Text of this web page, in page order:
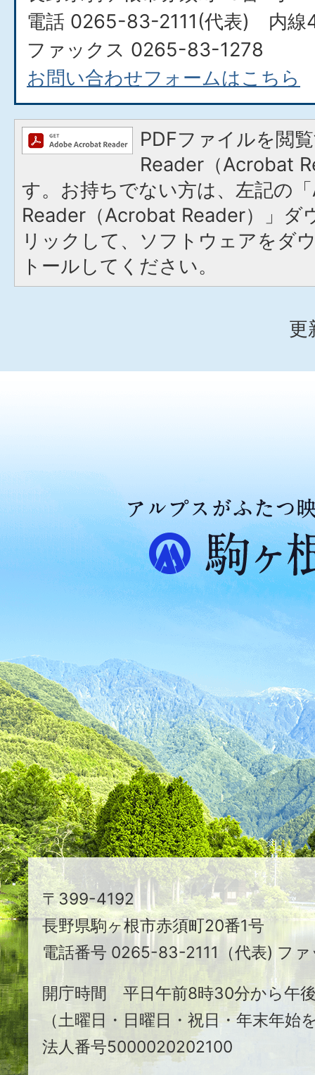
電話 0265-83-2111(代表) 内線
ファックス 0265-83-1278
お問い合わせフォームはこちら
PDFファイルを閲
Reader（Acrobat
す。お持ちでない方は、左記の
Reader（Acrobat Reader）」ダ
リックして、ソフトウェアをダ
トールしてください。
更
ア
ル
プ
ス
が
た
つ
映
え
る
ま
ち
駒
ヶ
根
市
〒399-4192
長野県駒ヶ根市赤須町20番1号
電話番号 0265-83-2111（代表) フ
開庁時間 平日午前8時30分から午
（土曜日・日曜日・祝日・年末年始
法人番号5000020202100